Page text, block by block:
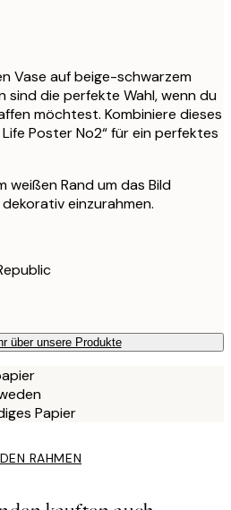
Vase auf beige-schwarzem
sind die perfekte Wahl, wenn du
möchtest. Kombiniere dieses
Poster No2“ für ein perfektes
weißen Rand um das Bild
einzurahmen.
über unsere Produkte
Papier
RAHMEN